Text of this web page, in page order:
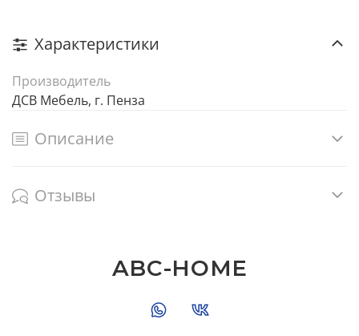
Характеристики
Производитель
ДСВ Мебель, г. Пенза
Описание
Отзывы
ABC-HOME